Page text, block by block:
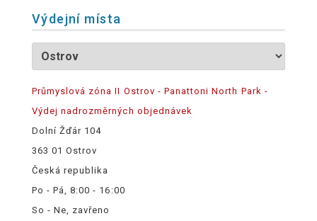
Výdejní místa
Průmyslová zóna II Ostrov - Panattoni North Park -
Výdej nadrozměrných objednávek
Dolní Žďár 104
363 01 Ostrov
Česká republika
Po - Pá, 8:00 - 16:00
So - Ne, zavřeno